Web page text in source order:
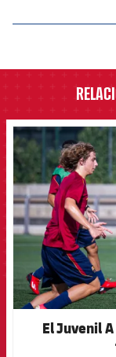
El Juvenil